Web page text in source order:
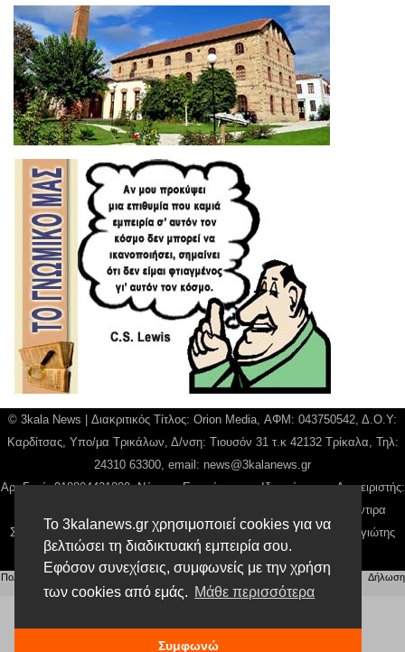
Το 3kalanews.gr χρησιμοποιεί cookies για να
βελτιώσει τη διαδικτυακή εμπειρία σου.
Εφόσον συνεχίσεις, συμφωνείς με την χρήση
των cookies από εμάς. Μάθε περισσότερα
Συμφωνώ
© 3kala News | Διακριτικός Τίτλος: Orion Media, ΑΦΜ: 043750542, Δ.Ο.Υ:
Καρδίτσας, Υπο/μα Τρικάλων, Δ/νση: Τιουσόν 31 τ.κ 42132 Τρίκαλα, Τηλ:
24310 63300, email: news@3kalanews.gr
Αρ. Γεμή: 018804431000, Νόμιμος Εκπρόσωπος, Ιδιοκτήτης και Διαχειριστής:
Παναγιώτης Φιλίππου, Διευθύντρια: Γιαννουσά Βασιλική, Διευθύντιρα
Σύνταξης: Μπαλαμπάνη Βασιλική. Δικαιούχος domain name Παναγιώτης
Φιλίππου
Πολιτική απορρήτου Αίτηση Διαχείρισης Προσωπικών Δεδομένων |Όροι χρήσης
Δήλωση
Συμμόρφωσης